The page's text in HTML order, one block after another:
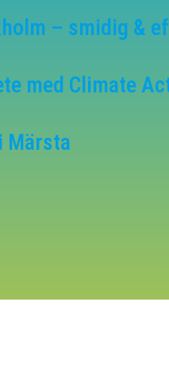
– smidig &
med Climate
Märsta